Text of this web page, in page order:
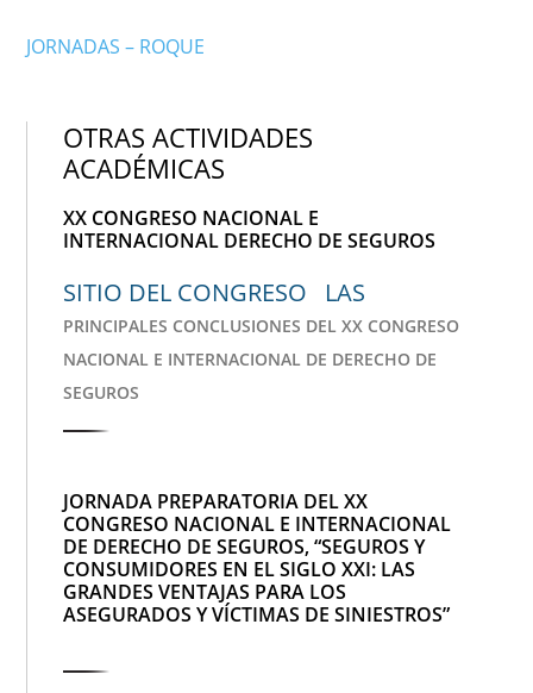
JORNADAS – ROQUE
OTRAS ACTIVIDADES
ACADÉMICAS
XX CONGRESO NACIONAL E
INTERNACIONAL DERECHO DE SEGUROS
SITIO DEL CONGRESO LAS
PRINCIPALES CONCLUSIONES DEL XX CONGRESO
NACIONAL E INTERNACIONAL DE DERECHO DE
SEGUROS
JORNADA PREPARATORIA DEL XX
CONGRESO NACIONAL E INTERNACIONAL
DE DERECHO DE SEGUROS, “SEGUROS Y
CONSUMIDORES EN EL SIGLO XXI: LAS
GRANDES VENTAJAS PARA LOS
ASEGURADOS Y VÍCTIMAS DE SINIESTROS”